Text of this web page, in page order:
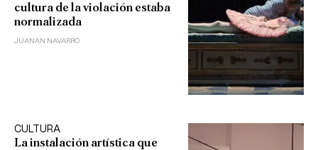
cultura de la violación estaba
normalizada
JUANAN NAVARRO
CULTURA
La instalación artística que